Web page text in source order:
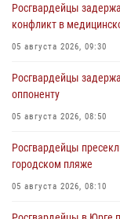
Росгвардейцы
конфликт в
05 августа 2026, 09:30
Росгвардейцы
оппоненту
05 августа 2026, 08:50
Росгвардейцы
городском пляже
05 августа 2026, 08:10